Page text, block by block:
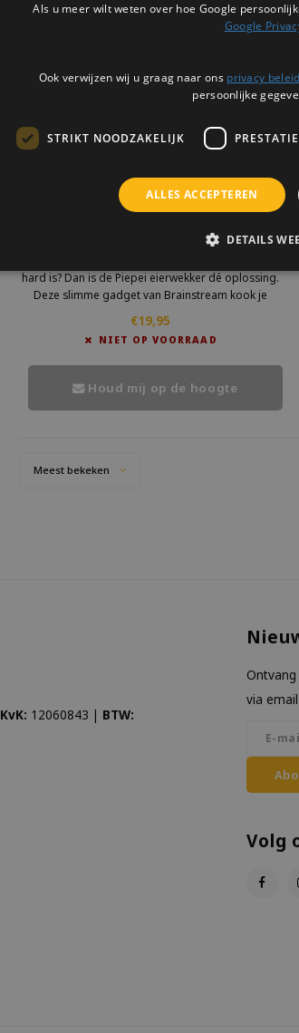
eierwekker piepei jaren 70
hard is? Dan is de Piepei eierwekker dé oplossing.
Deze slimme gadget van Brainstream kook je
hardheid bereikt, hoor je een herkenbaar
melodietje.
€19,95
NIET OP VOORRAAD
Houd mij op de hoogte
Meest bekeken
KvK: 12060843 | BTW:
via email
Volg
Als u meer wilt weten over hoe Google
Google
Ook verwijzen wij u graag naar ons privacy beleid
persoonlijke
STRIKT NOODZAKELIJK PRESTATIE
ALLES ACCEPTEREN
DETAILS